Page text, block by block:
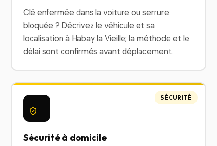
Clé enfermée dans la voiture ou serrure
bloquée ? Décrivez le véhicule et sa
localisation à Habay la Vieille; la méthode et le
délai sont confirmés avant déplacement.
Sécurité à domicile
SÉCURITÉ